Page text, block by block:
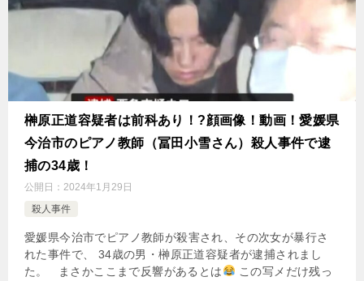
榊原正道容疑者は前科あり！?顔画像！動画！愛媛県
今治市のピアノ教師（冨田小雪さん）殺人事件で逮
捕の34歳！
公開日： 2024年1月29日
殺人事件
愛媛県今治市でピアノ教師が殺害され、その次女が暴行さ
れた事件で、 34歳の男・榊原正道容疑者が逮捕されまし
た。 まさかここまで反響があるとは
この写メだけ残っ